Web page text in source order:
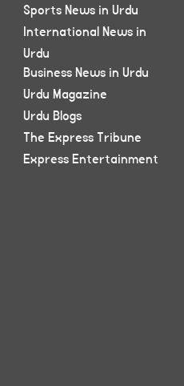
Sports News in Urdu
International News in
Urdu
Business News in Urdu
Urdu Magazine
Urdu Blogs
The Express Tribune
Express Entertainment